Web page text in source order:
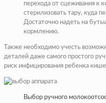
перехода от сцеживания к
стерилизовать тару, куда
Достаточно надеть на
кормлению.
Также необходимо учесть
деталей даже самого простого
риск инфицирования ребенка
Выбор ручного